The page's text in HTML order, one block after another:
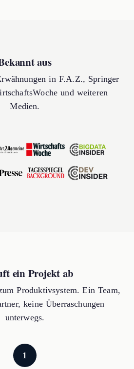
aus
in F.A.Z., Springer
und weiteren
Medien.
ein Projekt ab
Produktivsystem. Ein Team,
keine Überraschungen
unterwegs.
1